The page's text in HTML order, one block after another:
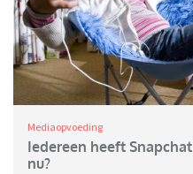
Mediaopvoeding
Iedereen heeft
nu?